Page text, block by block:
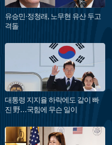
유승민·정청래, 노무현 유산 두고
격돌
대통령 지지율 하락에도 같이 빠
진 野…국힘에 무슨 일이